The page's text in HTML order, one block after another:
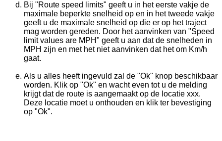
Bij "Route speed limits" geeft u in het eerste vakje de
maximale beperkte snelheid op en in het tweede vakje
geeft u de maximale snelheid op die er op het traject
mag worden gereden. Door het aanvinken van "Speed
limit values are MPH" geeft u aan dat de snelheden in
MPH zijn en met het niet aanvinken dat het om Km/h
gaat.
Als u alles heeft ingevuld zal de "Ok" knop beschikbaar
worden. Klik op "Ok" en wacht even tot u de melding
krijgt dat de route is aangemaakt op de locatie xxx.
Deze locatie moet u onthouden en klik ter bevestiging
op "Ok".